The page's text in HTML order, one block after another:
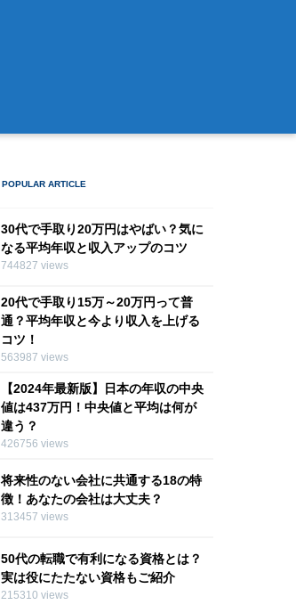
30代で手取り20万円はやばい？気に
なる平均年収と収入アップのコツ
744827 views
20代で手取り15万～20万円って普
通？平均年収と今より収入を上げる
コツ！
563987 views
【2024年最新版】日本の年収の中央
値は437万円！中央値と平均は何が
違う？
426756 views
将来性のない会社に共通する18の特
徴！あなたの会社は大丈夫？
313457 views
50代の転職で有利になる資格とは？
実は役にたたない資格もご紹介
215310 views